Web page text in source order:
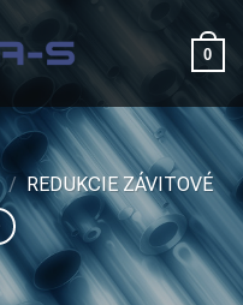
0
/ REDUKCIE ZÁVITOVÉ